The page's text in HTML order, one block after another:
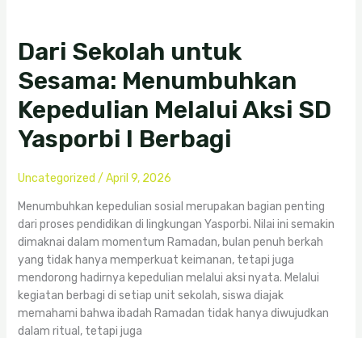
Dari Sekolah untuk
Sesama: Menumbuhkan
Kepedulian Melalui Aksi SD
Yasporbi I Berbagi
Uncategorized / April 9, 2026
Menumbuhkan kepedulian sosial merupakan bagian penting
dari proses pendidikan di lingkungan Yasporbi. Nilai ini semakin
dimaknai dalam momentum Ramadan, bulan penuh berkah
yang tidak hanya memperkuat keimanan, tetapi juga
mendorong hadirnya kepedulian melalui aksi nyata. Melalui
kegiatan berbagi di setiap unit sekolah, siswa diajak
memahami bahwa ibadah Ramadan tidak hanya diwujudkan
dalam ritual, tetapi juga
untuk
Sesama:
Menumbuhkan
Kepedulian
Melalui
Aksi
Yasporbi
Berbagi